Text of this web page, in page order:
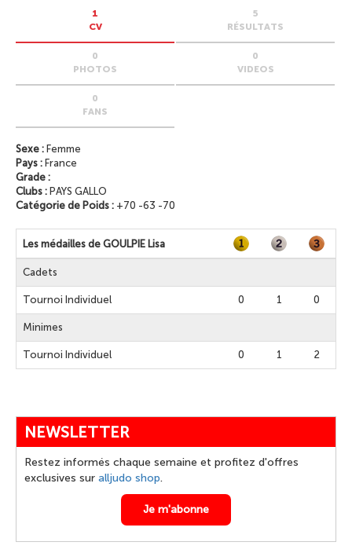
1
CV
5
RÉSULTATS
0
PHOTOS
0
VIDEOS
0
FANS
Sexe : Femme
Pays : France
Grade :
Clubs : PAYS GALLO
Catégorie de Poids : +70 -63 -70
Les médailles de GOULPIE Lisa
Cadets
Tournoi Individuel 0 1 0
Minimes
Tournoi Individuel 0 1 2
NEWSLETTER
Restez informés chaque semaine et profitez d'offres
exclusives sur alljudo shop.
Je m'abonne